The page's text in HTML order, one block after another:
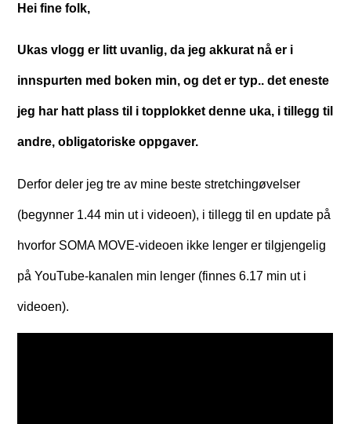
Hei fine folk,
Ukas vlogg er litt uvanlig, da jeg akkurat nå er i
innspurten med boken min, og det er typ.. det eneste
jeg har hatt plass til i topplokket denne uka, i tillegg til
andre, obligatoriske oppgaver.
Derfor deler jeg tre av mine beste stretchingøvelser
(begynner 1.44 min ut i videoen), i tillegg til en update på
hvorfor SOMA MOVE-videoen ikke lenger er tilgjengelig
på YouTube-kanalen min lenger (finnes 6.17 min ut i
videoen).